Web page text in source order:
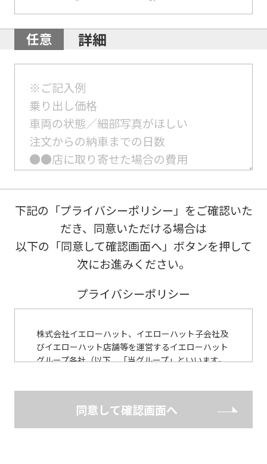
詳細
下記の「プライバシーポリシー」をご確認いた
だき、同意いただける場合は
以下の「同意して確認画面へ」ボタンを押して
次にお進みください。
プライバシーポリシー
株式会社イエローハット、イエローハット子会社及
びイエローハット店舗等を運営するイエローハット
グループ各社（以下、「当グループ」といいます。
べく、また、お客様に安心してご利用いただくた
め、以下のとおり個人情報保護に関する基本方針を
同意して確認画面へ